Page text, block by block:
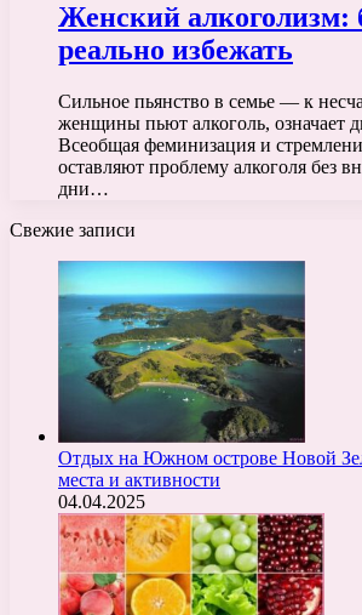
Женский алкоголизм:
реально избежать
Сильное пьянство в семье — к
женщины пьют алкоголь, означает
Всеобщая феминизация и
оставляют проблему алкоголя без
дни…
Свежие записи
Отдых на Южном острове Новой
места и активности
04.04.2025